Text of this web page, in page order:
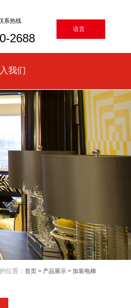
语言
系热线
2688
我们
位置： 首页 > 产品展示 > 加装电梯